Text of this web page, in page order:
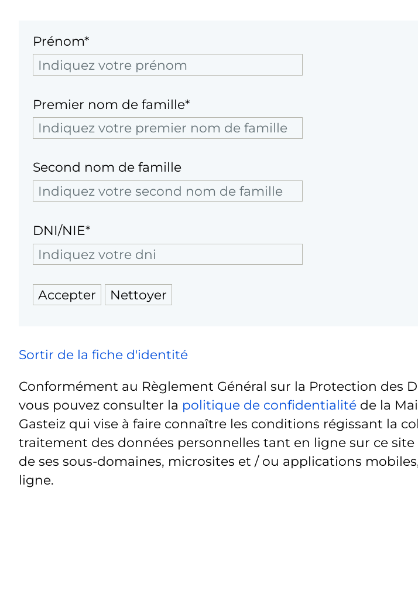
Prénom*
Premier nom de famille*
Second nom de famille
DNI/NIE*
Sortir de la fiche d'identité
Conformément au Règlement Général sur la Protection des
vous pouvez consulter la politique de confidentialité de la
Gasteiz qui vise à faire connaître les conditions régissant la
traitement des données personnelles tant en ligne sur ce site
de ses sous-domaines, microsites et / ou applications
ligne.